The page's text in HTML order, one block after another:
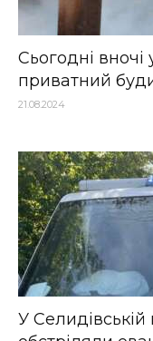
Сьогодні вночі
приватний
21.08.2024
У Селидівській